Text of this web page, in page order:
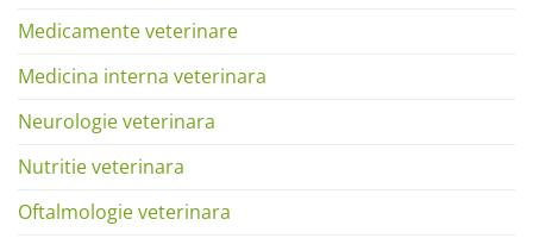
Medicamente veterinare
Medicina interna veterinara
Neurologie veterinara
Nutritie veterinara
Oftalmologie veterinara